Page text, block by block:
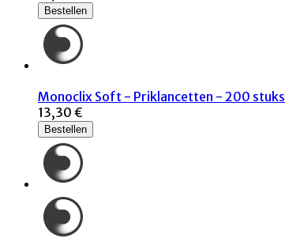
Bestellen
Monoclix Soft - Priklancetten - 200 stuks
13,30 €
Bestellen